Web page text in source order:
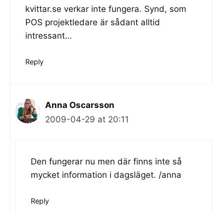
kvittar.se verkar inte fungera. Synd, som
POS projektledare är sådant alltid
intressant…
Reply
Anna Oscarsson
2009-04-29 at 20:11
Den fungerar nu men där finns inte så
mycket information i dagsläget. /anna
Reply